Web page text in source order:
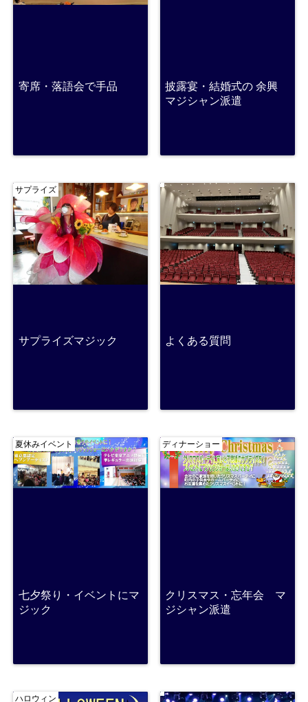
寄席・落語会で手品
披露宴・結婚式の 余興
マジシャン派遣
サプライズ
サプライズマジック よくある質問
夏休みイベント
七夕祭り・イベントにマ
ジック
ディナーショー
クリスマス・忘年会 マ
ジシャン派遣
ハロウィン